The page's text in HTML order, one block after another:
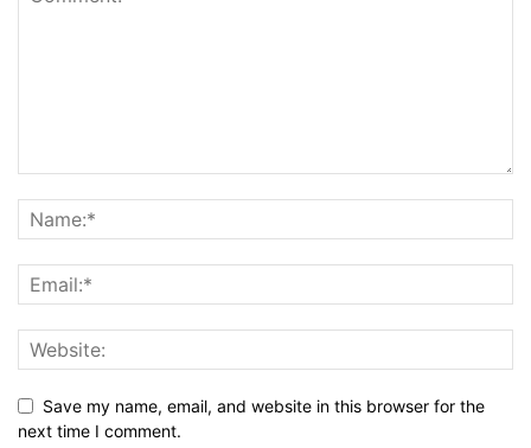
Save my name, email, and website in this browser for the
next time I comment.